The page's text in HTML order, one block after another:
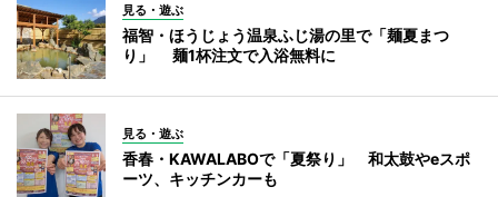
見る・遊ぶ
福智・ほうじょう温泉ふじ湯の里で「麺夏まつ
り」 麺1杯注文で入浴無料に
見る・遊ぶ
香春・KAWALABOで「夏祭り」 和太鼓やeスポ
ーツ、キッチンカーも